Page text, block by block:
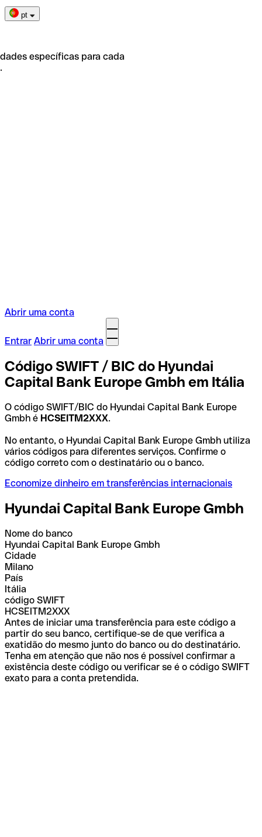
pt
específicas para cada
Abrir uma conta
Entrar Abrir uma conta
Código SWIFT / BIC do Hyundai
Capital Bank Europe Gmbh em Itália
O código SWIFT/BIC do Hyundai Capital Bank Europe
Gmbh é HCSEITM2XXX.
No entanto, o Hyundai Capital Bank Europe Gmbh utiliza
vários códigos para diferentes serviços. Confirme o
código correto com o destinatário ou o banco.
Economize dinheiro em transferências internacionais
Hyundai Capital Bank Europe Gmbh
Nome do banco
Hyundai Capital Bank Europe Gmbh
Cidade
Milano
País
Itália
código SWIFT
HCSEITM2XXX
Antes de iniciar uma transferência para este código a
partir do seu banco, certifique-se de que verifica a
exatidão do mesmo junto do banco ou do destinatário.
Tenha em atenção que não nos é possível confirmar a
existência deste código ou verificar se é o código SWIFT
exato para a conta pretendida.